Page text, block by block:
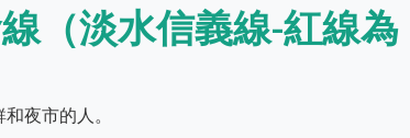
（淡水信義線-紅線為
夜市的人。